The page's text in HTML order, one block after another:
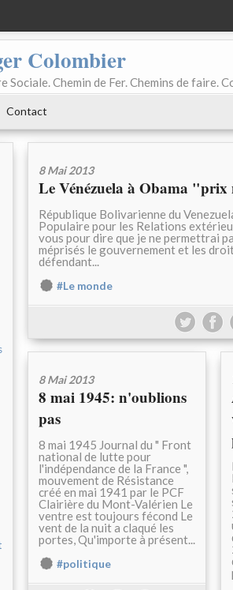
Colombier
Sociale. Chemin de Fer. Chemins de faire.
Contact
8 Mai 2013
Le Vénézuela à Obama
République Bolivarienne du
Populaire pour les Relations
vous pour dire que je ne permettrai
méprisés le gouvernement et les
défendant...
#Le monde
8 Mai 2013
8 mai 1945: n'oublions
pas
8 mai 1945 Journal du " Front
national de lutte pour
l'indépendance de la France ",
mouvement de Résistance
créé en mai 1941 par le PCF
Clairière du Mont-Valérien Le
ventre est toujours fécond Le
vent de la nuit a claqué les
portes, Qu'importe à présent...
#politique